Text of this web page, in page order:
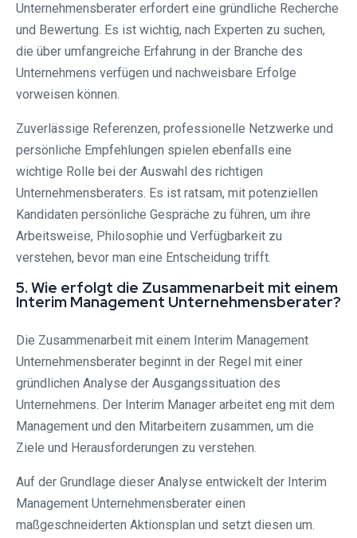
Unternehmensberater erfordert eine gründliche Recherche
und Bewertung. Es ist wichtig, nach Experten zu suchen,
die über umfangreiche Erfahrung in der Branche des
Unternehmens verfügen und nachweisbare Erfolge
vorweisen können.
Zuverlässige Referenzen, professionelle Netzwerke und
persönliche Empfehlungen spielen ebenfalls eine
wichtige Rolle bei der Auswahl des richtigen
Unternehmensberaters. Es ist ratsam, mit potenziellen
Kandidaten persönliche Gespräche zu führen, um ihre
Arbeitsweise, Philosophie und Verfügbarkeit zu
verstehen, bevor man eine Entscheidung trifft.
5. Wie erfolgt die Zusammenarbeit mit einem
Interim Management Unternehmensberater?
Die Zusammenarbeit mit einem Interim Management
Unternehmensberater beginnt in der Regel mit einer
gründlichen Analyse der Ausgangssituation des
Unternehmens. Der Interim Manager arbeitet eng mit dem
Management und den Mitarbeitern zusammen, um die
Ziele und Herausforderungen zu verstehen.
Auf der Grundlage dieser Analyse entwickelt der Interim
Management Unternehmensberater einen
maßgeschneiderten Aktionsplan und setzt diesen um.